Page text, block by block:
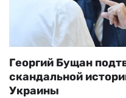
Георгий Бущан
скандальной
Украины